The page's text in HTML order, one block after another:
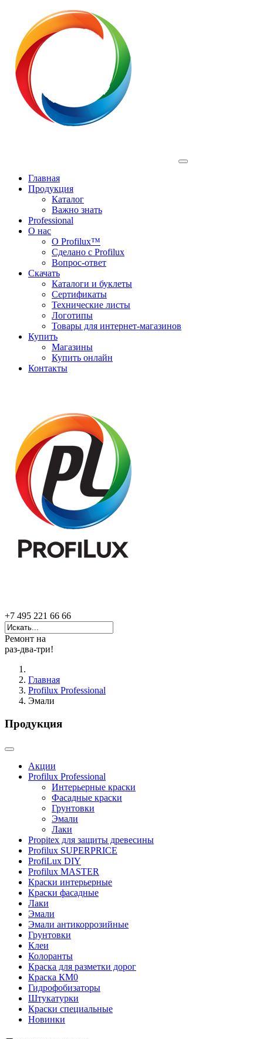
Главная
Продукция
Каталог
Важно знать
Professional
О нас
О Profilux™
Сделано с Profilux
Вопрос-ответ
Скачать
Каталоги и буклеты
Сертификаты
Технические листы
Логотипы
Товары для интернет-магазинов
Купить
Магазины
Купить онлайн
Контакты
+7 495 221 66 66
Ремонт на
раз-два-три!
Главная
Profilux Professional
Эмали
Продукция
Акции
Profilux Professional
Интерьерные краски
Фасадные краски
Грунтовки
Эмали
Лаки
Propitex для защиты древесины
Profilux SUPERPRICE
ProfiLux DIY
Profilux MASTER
Краски интерьерные
Краски фасадные
Лаки
Эмали
Эмали антикоррозийные
Грунтовки
Клеи
Колоранты
Краска для разметки дорог
Краска КМ0
Гидрофобизаторы
Штукатурки
Краски специальные
Новинки